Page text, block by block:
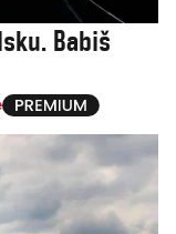
Babiš